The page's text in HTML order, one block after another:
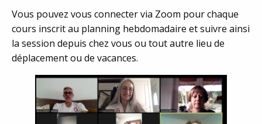
Vous pouvez vous connecter via Zoom pour chaque
cours inscrit au planning hebdomadaire et suivre ainsi
la session depuis chez vous ou tout autre lieu de
déplacement ou de vacances.